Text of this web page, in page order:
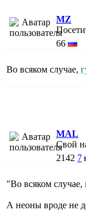
MZ
66
Во всяком случае,
MAL
Свой
2142 7
"Во всяком случае,
А неоны вроде не